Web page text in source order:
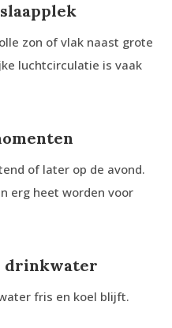
zon of vlak naast grote
luchtcirculatie is vaak
of later op de avond.
erg heet worden voor
drinkwater
fris en koel blijft.